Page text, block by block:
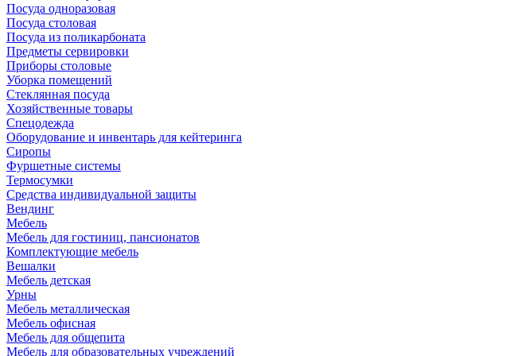
Посуда одноразовая
Посуда столовая
Посуда из поликарбоната
Предметы сервировки
Приборы столовые
Уборка помещений
Стеклянная посуда
Хозяйственные товары
Спецодежда
Оборудование и инвентарь для кейтеринга
Сиропы
Фуршетные системы
Термосумки
Средства индивидуальной защиты
Вендинг
Мебель
Мебель для гостиниц, пансионатов
Комплектующие мебель
Вешалки
Мебель детская
Урны
Мебель металлическая
Мебель офисная
Мебель для общепита
Мебель для образовательных учреждений